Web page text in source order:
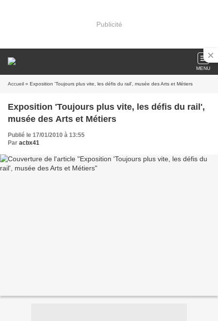
Publicité
MENU
Accueil » Exposition 'Toujours plus vite, les défis du rail', musée des Arts et Métiers
Exposition 'Toujours plus vite, les défis du rail',
musée des Arts et Métiers
Publié le 17/01/2010 à 13:55
Par acbx41